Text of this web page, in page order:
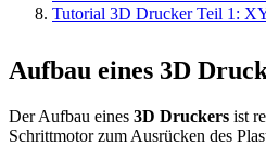
Tutorial 3D Drucker Teil 1:
Aufbau eines 3D
Der Aufbau eines 3D Druckers ist
Schrittmotor zum Ausrücken des